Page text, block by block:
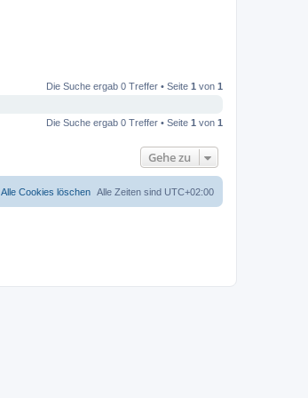
Die Suche ergab 0 Treffer • Seite 1 von 1
Die Suche ergab 0 Treffer • Seite 1 von 1
Gehe zu
Alle Zeiten sind UTC+02:00
Alle Cookies löschen